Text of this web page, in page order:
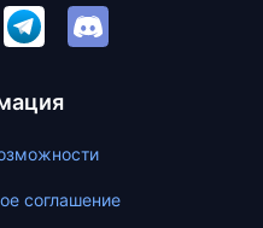
соглашение